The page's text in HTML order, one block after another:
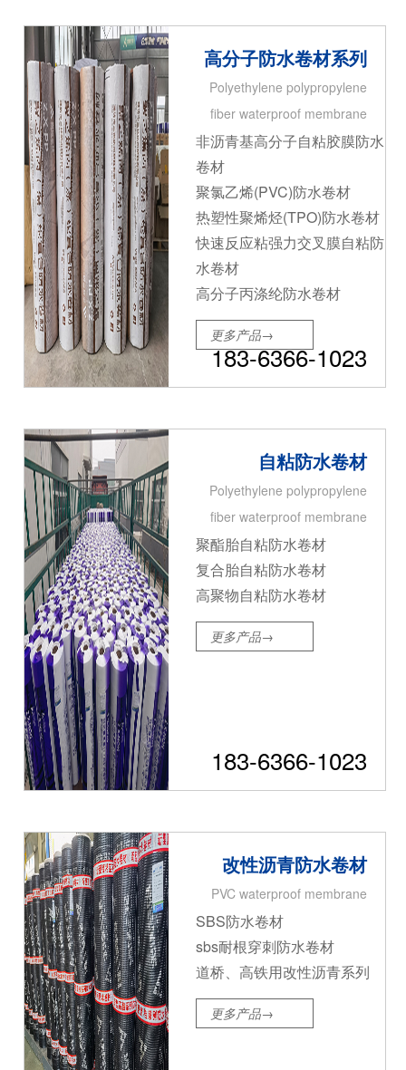
183-6366-1023
高分子防水卷材系列
Polyethylene polypropylene
fiber waterproof membrane
非沥青基高分子自粘胶膜防水
卷材
聚氯乙烯(PVC)防水卷材
热塑性聚烯烃(TPO)防水卷材
快速反应粘强力交叉膜自粘防
水卷材
高分子丙涤纶防水卷材
更多产品→
183-6366-1023
自粘防水卷材
Polyethylene polypropylene
fiber waterproof membrane
聚酯胎自粘防水卷材
复合胎自粘防水卷材
高聚物自粘防水卷材
更多产品→
改性沥青防水卷材
PVC waterproof membrane
SBS防水卷材
sbs耐根穿刺防水卷材
道桥、高铁用改性沥青系列
更多产品→